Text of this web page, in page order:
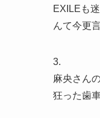
EXILEも
んて今更
3.
麻央さん
狂った歯